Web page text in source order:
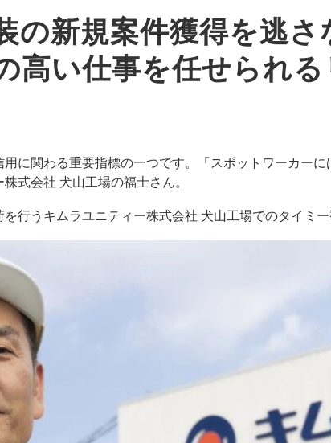
の新規案件獲得を逃
高い仕事を任せられ
に関わる重要指標の一つです。「スポットワーカー
式会社 犬山工場の福士さん。
行うキムラユニティー株式会社 犬山工場でのタイミー